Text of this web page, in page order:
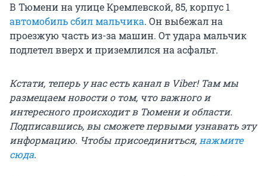
В Тюмени на улице Кремлевской, 85, корпус 1
автомобиль сбил мальчика. Он выбежал на
проезжую часть из-за машин. От удара мальчик
подлетел вверх и приземлился на асфальт.
Кстати, теперь у нас есть канал в Viber! Там мы
размещаем новости о том, что важного и
интересного происходит в Тюмени и области.
Подписавшись, вы сможете первыми узнавать эту
информацию. Чтобы присоединиться, нажмите
сюда.